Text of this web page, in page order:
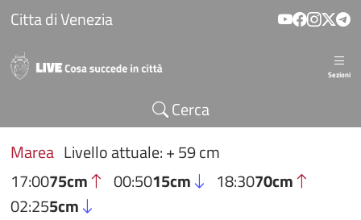
Salta al contenuto principale
Citta di Venezia
Sezioni
Cerca
Marea Livello attuale: + 59 cm
17:0075cm 00:5015cm 18:3070cm
02:255cm